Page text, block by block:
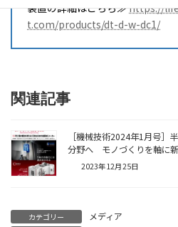
装置の詳細はこちら≫https://
t.com/products/dt-d-w-dc1/
関連記事
［機械技術2024年1月号］
分野へ モノづくりを軸に
2023年12月25日
カテゴリー メディア